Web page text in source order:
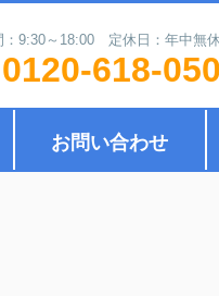
：9:30～18:00 定休日：年中無休
0120-618-050
お問い合わせ